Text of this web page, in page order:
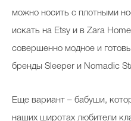
Celebrity дня
Фотоальбом
Интервью со звездой
можно носить с плотными
искать на Etsy и в Zara
совершенно модное и
бренды Sleeper и Nomadic
Еще вариант – бабуши,
наших широтах любители